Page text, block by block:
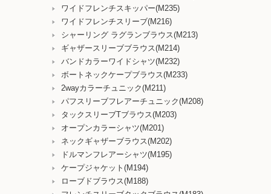
ワイドフレンチスキッパー(M235)
ワイドフレンチスリーブ(M216)
シャーリング ラグランブラウス(M213)
ギャザースリーブブラウス(M214)
バンドカラーワイドシャツ(M232)
ボートネックケープブラウス(M233)
2wayカラーチュニック(M211)
パフスリーブフレアーチュニック(M208)
タックスリーブTブラウス(M203)
オープンカラーシャツ(M201)
ネックギャザーブラウス(M202)
ドルマンフレアーシャツ(M195)
ケープジャケット(M194)
ローブドブラウス(M188)